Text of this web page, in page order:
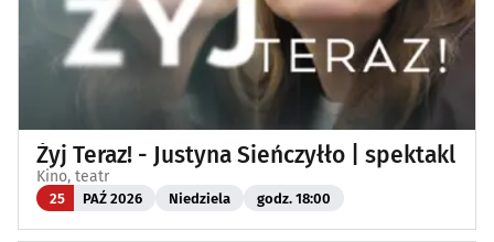
Żyj Teraz! - Justyna Sieńczyłło | spektakl
Kino, teatr
25 PAŹ 2026 Niedziela godz. 18:00